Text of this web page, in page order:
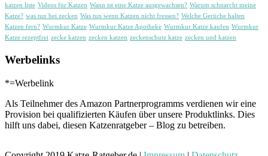
katzen liste Videos für Katzen Wann ist eine Katze ausgewachsen? Warum schnarcht meine
Katze? was tun bei zecken Was tun wenn Katzen nicht fressen? Welche Gerüche halten
Katzen fern? Wurmkur Katze Wurmkur Katze Apotheke Wurmkur Katze kaufen Wurmkur
Katze rezeptfrei zecke katzen zecken katzen zeckenschutz katze zecken und katzen
Werbelinks
*=Werbelink
Als Teilnehmer des Amazon Partnerprogramms verdienen wir eine
Provision bei qualifizierten Käufen über unsere Produktlinks. Dies
hilft uns dabei, diesen Katzenratgeber – Blog zu betreiben.